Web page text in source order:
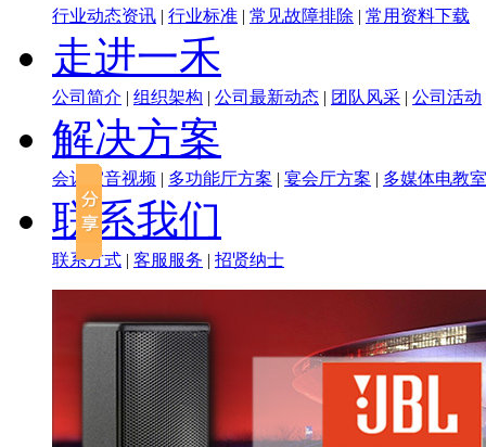
行业动态资讯 | 行业标准 | 常见故障排除 | 常用资料下载
走进一禾
公司简介 | 组织架构 | 公司最新动态 | 团队风采 | 公司活动
解决方案
会议室音视频 | 多功能厅方案 | 宴会厅方案 | 多媒体电教室
联系我们
联系方式 | 客服服务 | 招贤纳士